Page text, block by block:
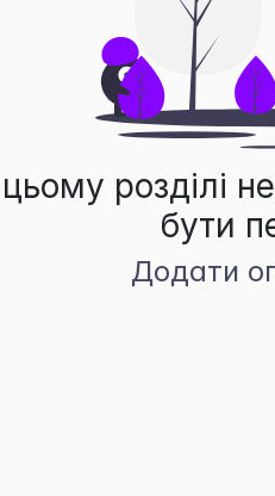
розділі
бути
Додати